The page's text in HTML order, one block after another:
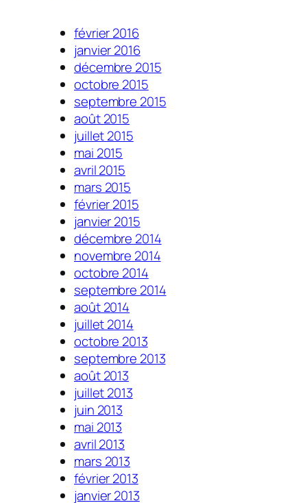
février 2016
janvier 2016
décembre 2015
octobre 2015
septembre 2015
août 2015
juillet 2015
mai 2015
avril 2015
mars 2015
février 2015
janvier 2015
décembre 2014
novembre 2014
octobre 2014
septembre 2014
août 2014
juillet 2014
octobre 2013
septembre 2013
août 2013
juillet 2013
juin 2013
mai 2013
avril 2013
mars 2013
février 2013
janvier 2013